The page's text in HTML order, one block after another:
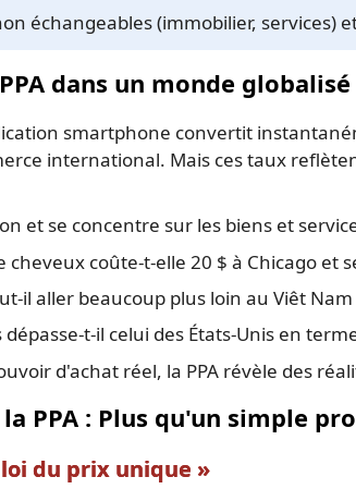
échangeables (immobilier, services)
dans un monde globalisé
smartphone convertit
international. Mais ces taux
et se concentre sur les biens et
cheveux coûte-t-elle 20 $ à Chicago et
il aller beaucoup plus loin au Viêt Nam
t-il celui des États-Unis en
d'achat réel, la PPA révèle des
PPA : Plus qu'un simple
loi du prix unique »